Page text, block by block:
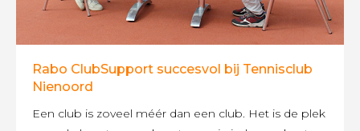
Rabo ClubSupport succesvol bij Tennisclub
Nienoord
Een club is zoveel méér dan een club. Het is de plek